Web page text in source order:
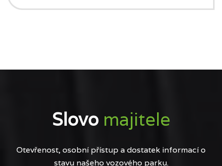
Slovo majitele
Otevřenost, osobní přístup a dostatek informací o
stavu našeho vozového parku.